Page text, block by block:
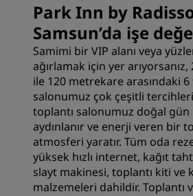
Park Inn by
Samsun’da işe
Samimi bir VIP alanı veya
ağırlamak için yer
ile 120 metrekare arasındaki 6
salonumuz çok çeşitli tercihleri
toplantı salonumuz doğal gün
aydınlanır ve enerji veren bir
atmosferi yaratır. Tüm oda
yüksek hızlı internet, kağıt
slayt makinesi, toplantı kiti ve
malzemeleri dahildir. Toplantı